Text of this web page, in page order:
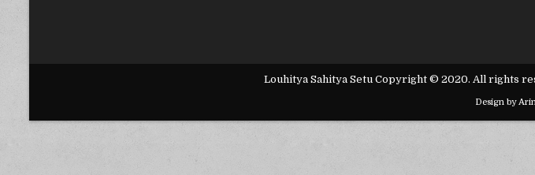
Louhitya Sahitya Setu Copyright © 2020. All rights
Design by